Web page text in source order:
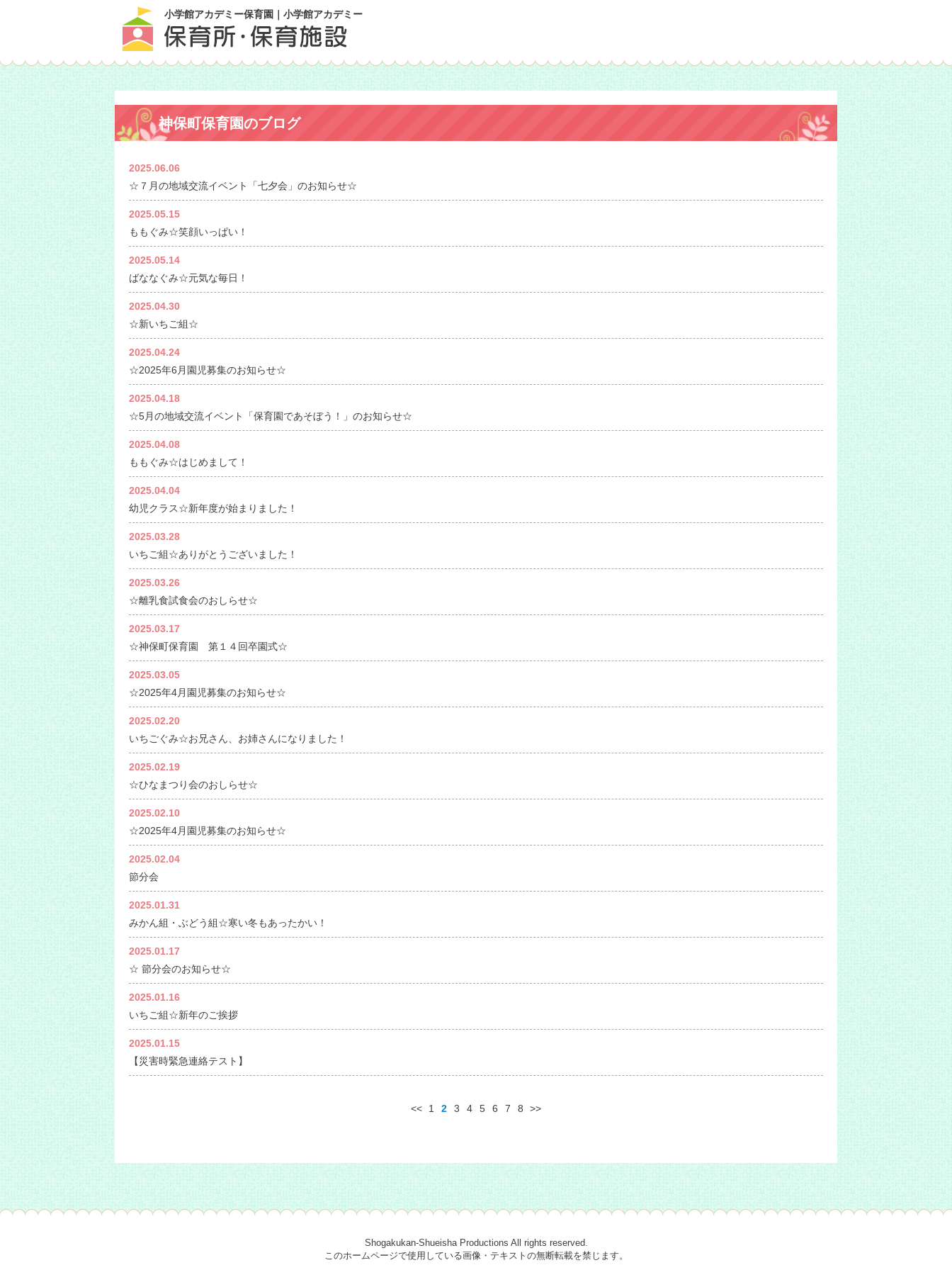
小学館アカデミー保育園｜小学館アカデミー
神保町保育園のブログ
2025.06.06
☆７月の地域交流イベント「七夕会」のお知らせ☆
2025.05.15
ももぐみ☆笑顔いっぱい！
2025.05.14
ばななぐみ☆元気な毎日！
2025.04.30
☆新いちご組☆
2025.04.24
☆2025年6月園児募集のお知らせ☆
2025.04.18
☆5月の地域交流イベント「保育園であそぼう！」のお知らせ☆
2025.04.08
ももぐみ☆はじめまして！
2025.04.04
幼児クラス☆新年度が始まりました！
2025.03.28
いちご組☆ありがとうございました！
2025.03.26
☆離乳食試食会のおしらせ☆
2025.03.17
☆神保町保育園 第１４回卒園式☆
2025.03.05
☆2025年4月園児募集のお知らせ☆
2025.02.20
いちごぐみ☆お兄さん、お姉さんになりました！
2025.02.19
☆ひなまつり会のおしらせ☆
2025.02.10
☆2025年4月園児募集のお知らせ☆
2025.02.04
節分会
2025.01.31
みかん組・ぶどう組☆寒い冬もあったかい！
2025.01.17
☆ 節分会のお知らせ☆
2025.01.16
いちご組☆新年のご挨拶
2025.01.15
【災害時緊急連絡テスト】
<< 1 2 3 4 5 6 7 8 >>
Shogakukan-Shueisha Productions All rights reserved.
このホームページで使用している画像・テキストの無断転載を禁じます。